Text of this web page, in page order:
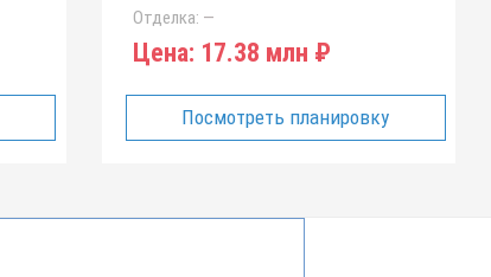
Отделка: —
Цена: 17.38 млн ₽
Посмотреть планировку